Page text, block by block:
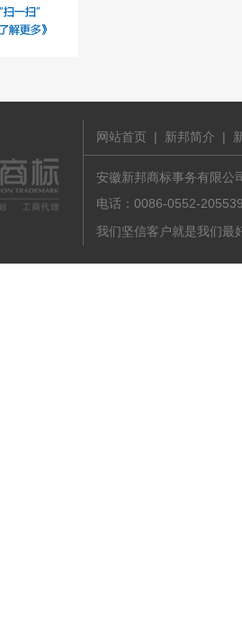
网站首页 | 新邦简介 |
安徽新邦商标事务有限公
电话：0086-0552-
我们坚信客户就是我们最